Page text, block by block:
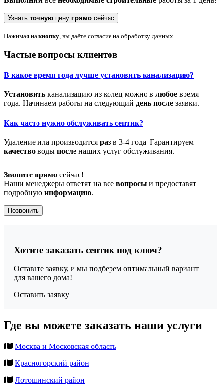
Узнать точную цену прямо сейчас
Нажимая на кнопку, вы даёте согласие на обработку данных
Частые вопросы клиентов
В какое время года лучше установить канализацию?
Установить канализацию из колец можно в любое время
года. Начинаем работы на следующий день после заявки.
Как часто нужно обслуживать септик?
Удаление ила производится раз в 3-4 года. Гарантируем
качество воды после наших услуг обслуживания.
Звоните прямо сейчас!
Наши менеджеры ответят на все вопросы и предоставят
подробную информацию.
Позвонить
Хотите заказать септик под ключ?
Оставьте заявку, и мы подберем оптимальный вариант
для вашего дома!
Оставить заявку
Где вы можете заказать наши услуги
Москва и Московская область
Красногорский район
Лотошинский район